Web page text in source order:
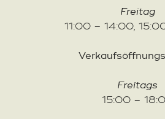
Freitag
11:00 – 14:00,
Freitags
15:00 –